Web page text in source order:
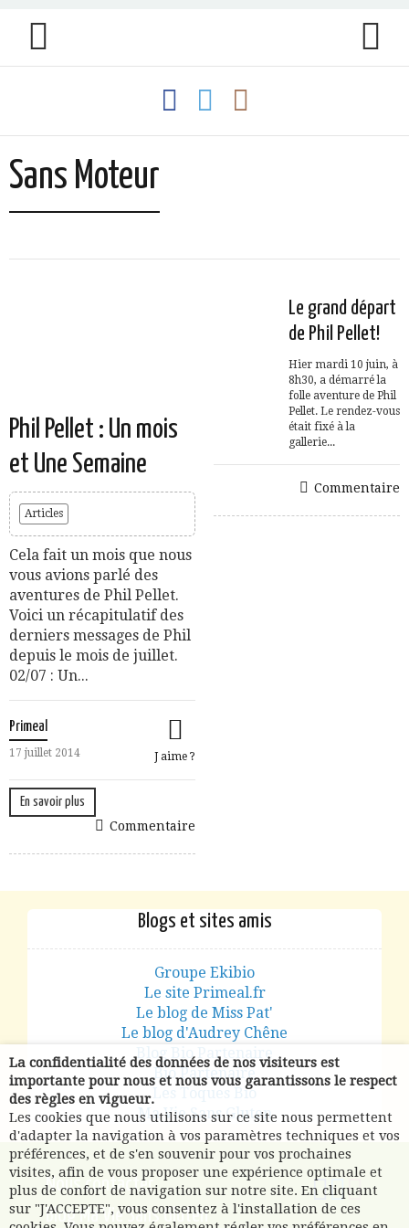
Sans Moteur
Phil Pellet : Un mois
et Une Semaine
Articles
Cela fait un mois que nous
vous avions parlé des
aventures de Phil Pellet.
Voici un récapitulatif des
derniers messages de Phil
depuis le mois de juillet.
02/07 : Un...
Primeal
17 juillet 2014 J aime ?
En savoir plus
Commentaire
Le grand départ
de Phil Pellet!
Hier mardi 10 juin, à
8h30, a démarré la
folle aventure de Phil
Pellet. Le rendez-vous
était fixé à la
gallerie...
Commentaire
Blogs et sites amis
Groupe Ekibio
Le site Primeal.fr
Le blog de Miss Pat'
Le blog d'Audrey Chêne
Blog Bio Partenaire
Bio Partenaire
Les Toques Bio
Ma Vie Sans Gluten
Nous contacter
Blog Ma Vie Sans Gluten
La confidentialité des données de nos visiteurs est
importante pour nous et nous vous garantissons le respect
des règles en vigueur.
Les cookies que nous utilisons sur ce site nous permettent
d'adapter la navigation à vos paramètres techniques et vos
préférences, et de s'en souvenir pour vos prochaines
visites, afin de vous proposer une expérience optimale et
plus de confort de navigation sur notre site. En cliquant
sur "J'ACCEPTE", vous consentez à l'installation de ces